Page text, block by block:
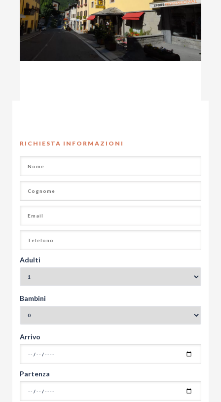
RICHIESTA INFORMAZIONI
Adulti
Bambini
Arrivo
Partenza